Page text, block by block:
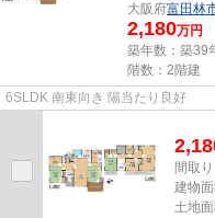
大阪府富田林
2,180万円
築年数：築39
階数：2階建
6SLDK 南東向き 陽当たり良好
間取
建物面
土地面